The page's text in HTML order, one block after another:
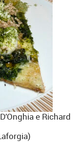
e Richard